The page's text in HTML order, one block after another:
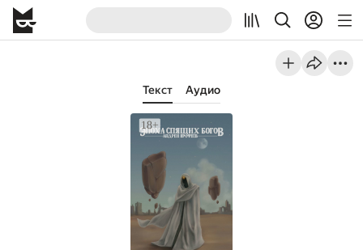
Текст Аудио